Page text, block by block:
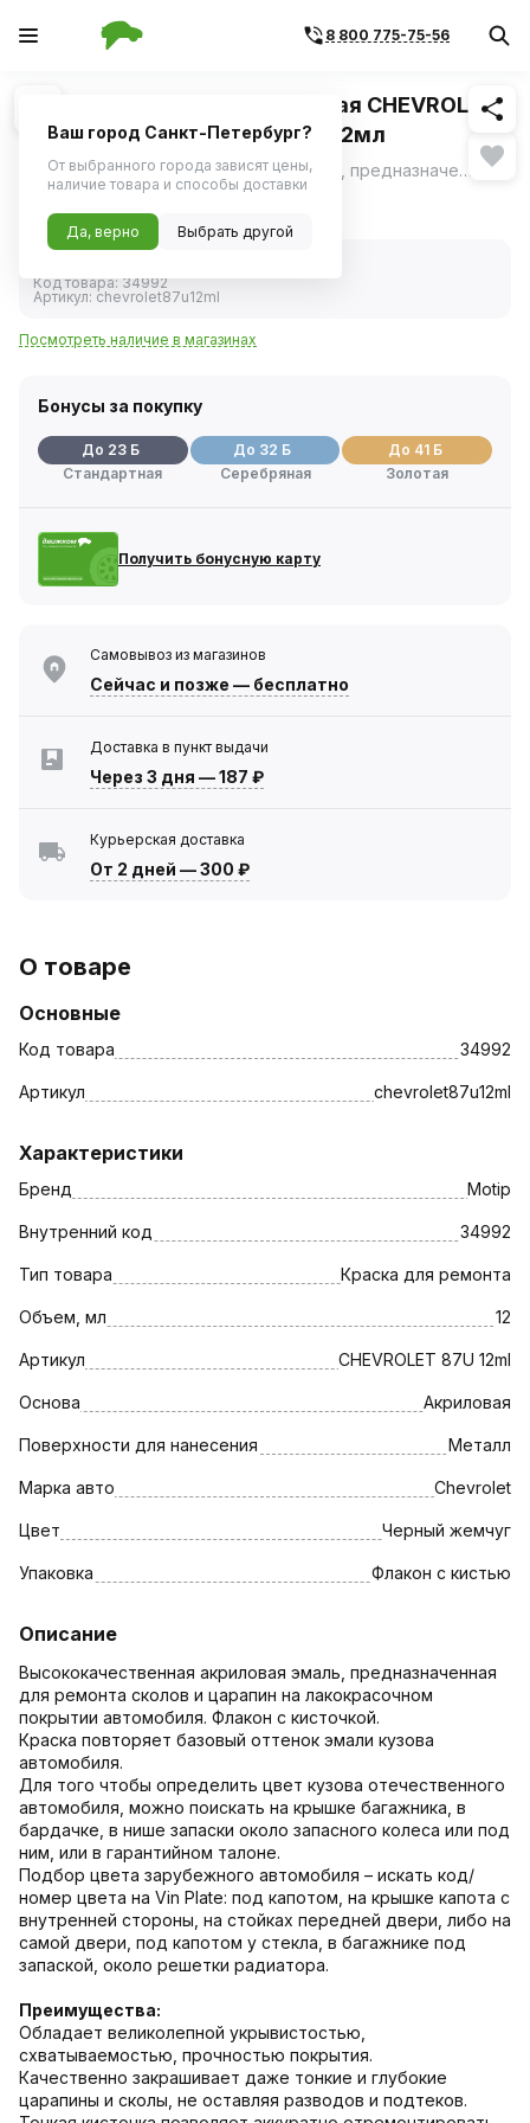
8 800 775-75-56
1/1 Похожие
Краска с кисточкой ремонтная CHEVROLET
87U черный жемчуг (MOTIP) 12мл
Высококачественная акриловая эмаль, предназначенная для ремонта сколов и царапин на лакокрасочном покрытии автомобиля. ещё
Код товара:34992
Артикул: chevrolet87u12ml
Посмотреть наличие в магазинах
Бонусы за покупку
До 23 Б
Стандартная
До 32 Б
Серебряная
До 41 Б
Золотая
Получить бонусную карту
Самовывоз из магазинов
Сейчас и позже — бесплатно
Доставка в пункт выдачи
Через 3 дня —187 ₽
Курьерская доставка
От 2 дней —300 ₽
О товаре
Основные
Код товара 34992
Артикул chevrolet87u12ml
Характеристики
Бренд Motip
Внутренний код 34992
Тип товара Краска для ремонта
Объем, мл 12
Артикул CHEVROLET 87U 12ml
Основа Акриловая
Поверхности для нанесения Металл
Марка авто Chevrolet
Цвет Черный жемчуг
Упаковка Флакон с кистью
Описание
Высококачественная акриловая эмаль, предназначенная
для ремонта сколов и царапин на лакокрасочном
покрытии автомобиля. Флакон с кисточкой.
Краска повторяет базовый оттенок эмали кузова
автомобиля.
Для того чтобы определить цвет кузова отечественного
автомобиля, можно поискать на крышке багажника, в
бардачке, в нише запаски около запасного колеса или под
ним, или в гарантийном талоне.
Подбор цвета зарубежного автомобиля – искать код/
номер цвета на Vin Plate: под капотом, на крышке капота с
внутренней стороны, на стойках передней двери, либо на
самой двери, под капотом у стекла, в багажнике под
запаской, около решетки радиатора.
Преимущества:
Обладает великолепной укрывистостью,
схватываемостью, прочностью покрытия.
Качественно закрашивает даже тонкие и глубокие
царапины и сколы, не оставляя разводов и подтеков.
Ваш город Санкт-Петербург?
От выбранного города зависят цены,
наличие товара и способы доставки
Да, верно Выбрать другой